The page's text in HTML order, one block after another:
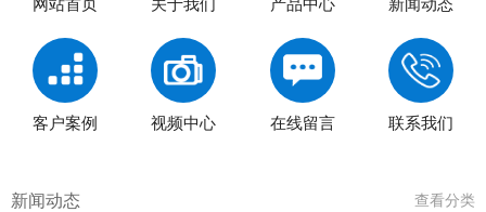
网站首页 关于我们 产品中心 新闻动态
客户案例 视频中心 在线留言 联系我们
新闻动态 查看分类